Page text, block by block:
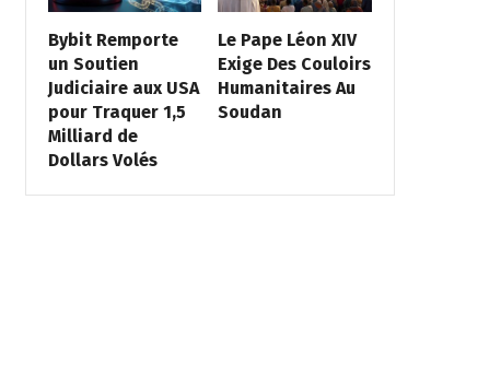
Bybit Remporte
un Soutien
Judiciaire aux USA
pour Traquer 1,5
Milliard de
Dollars Volés
Le Pape Léon XIV
Exige Des Couloirs
Humanitaires Au
Soudan